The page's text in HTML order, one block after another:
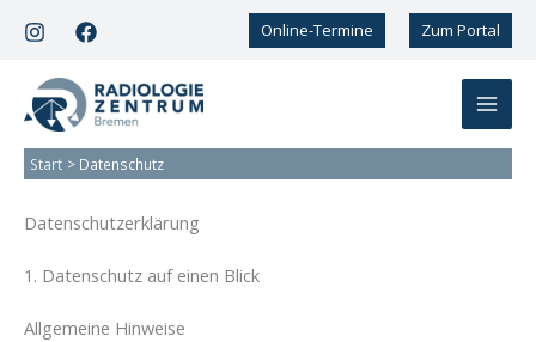
Inhalt
Online-Termine Zum Portal
Start Datenschutz
Datenschutz­erklärung
1. Datenschutz auf einen Blick
Allgemeine Hinweise